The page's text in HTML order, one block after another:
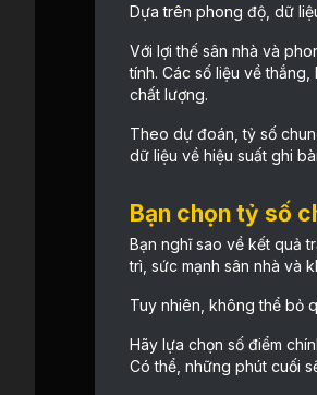
Dựa trên phong độ, dữ
Với lợi thế sân nhà và
tính. Các số liệu về
chất lượng.
Theo dự đoán, tỷ số
dữ liệu về hiệu suất ghi
Bạn chọn tỷ số
Bạn nghĩ sao về kết quả
trì, sức mạnh sân nhà và
Tuy nhiên, không thể bỏ
Hãy lựa chọn số điểm
Có thể, những phút cuối